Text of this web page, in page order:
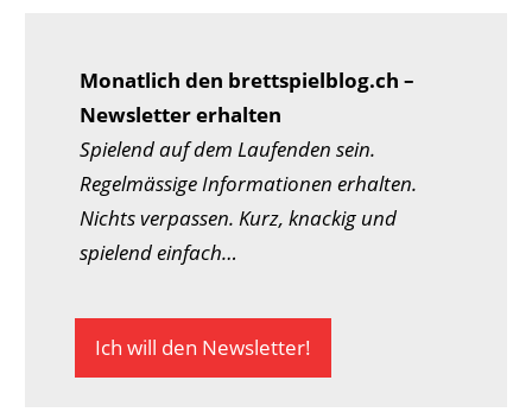
Monatlich den brettspielblog.ch –
Newsletter erhalten
Spielend auf dem Laufenden sein.
Regelmässige Informationen erhalten.
Nichts verpassen. Kurz, knackig und
spielend einfach…
Ich will den Newsletter!